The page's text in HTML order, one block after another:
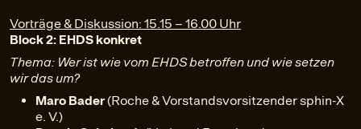
Vorträge & Diskussion: 15.15 – 16.00 Uhr
Block 2: EHDS konkret
Thema: Wer ist wie vom EHDS betroffen und wie setzen
wir das um?
Maro Bader(Roche & Vorstandsvorsitzender sphin-X
e. V.)